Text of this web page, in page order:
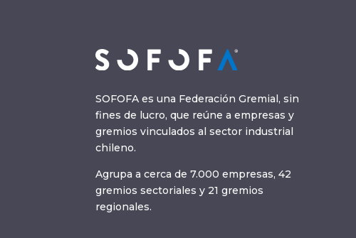
SOFOFA es una Federación Gremial, sin
fines de lucro, que reúne a empresas y
gremios vinculados al sector industrial
chileno.
Agrupa a cerca de 7.000 empresas, 42
gremios sectoriales y 21 gremios
regionales.